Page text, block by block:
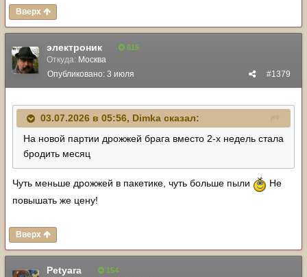
Вверх
электроник 615
Откуда: Москва
#1379
Опубликовано: 3 июля
03.07.2026 в 05:56, Dimka сказал:
На новой партии дрожжей брага вместо 2-х недель стала
бродить месяц
Чуть меньше дрожжей в пакетике, чуть больше пыли
Не
повышать же цену!
Вверх
Petyara 154